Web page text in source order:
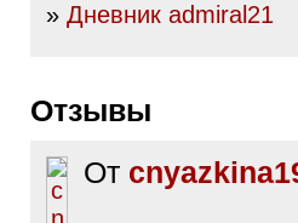
» Дневник admiral21
Отзывы
От